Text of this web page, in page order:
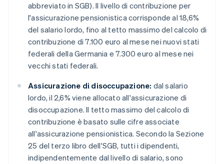
abbreviato in SGB). Il livello di contribuzione per
l'assicurazione pensionistica corrisponde al 18,6%
del salario lordo, fino al tetto massimo del calcolo di
contribuzione di 7.100 euro al mese nei nuovi stati
federali della Germania e 7.300 euro al mese nei
vecchi stati federali.
Assicurazione di disoccupazione: dal salario
lordo, il 2,6% viene allocato all'assicurazione di
disoccupazione. Il tetto massimo del calcolo di
contribuzione è basato sulle cifre associate
all'assicurazione pensionistica. Secondo la Sezione
25 del terzo libro dell'SGB, tutti i dipendenti,
indipendentemente dal livello di salario, sono